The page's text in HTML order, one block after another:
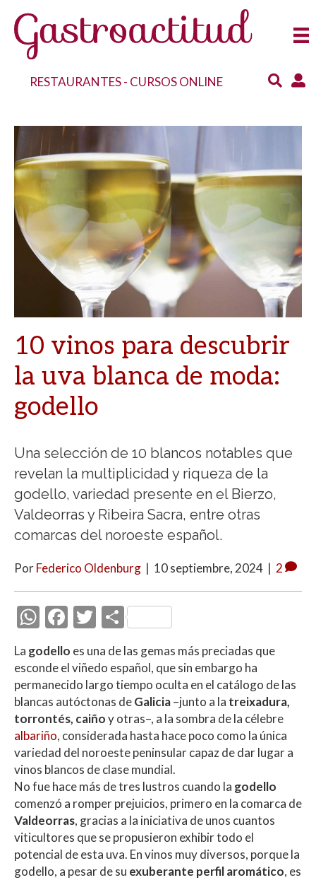
RESTAURANTES- CURSOS ONLINE
10 vinos para descubrir
la uva blanca de moda:
godello
Una selección de 10 blancos notables que
revelan la multiplicidad y riqueza de la
godello, variedad presente en el Bierzo,
Valdeorras y Ribeira Sacra, entre otras
comarcas del noroeste español.
PorFederico Oldenburg | 10 septiembre, 2024 | 2
W
h
at
s
A
p
p
F
e
b
o
o
k
T
w
itt
er
C
o
m
p
ar
ti
r
La godello es una de las gemas más preciadas que
esconde el viñedo español, que sin embargo ha
permanecido largo tiempo oculta en el catálogo de las
blancas autóctonas deGalicia–junto a la treixadura,
torrontés, caiñoy otras–, a la sombra de la célebre
albariño, considerada hasta hace poco como la única
variedad del noroeste peninsular capaz de dar lugar a
vinos blancos de clase mundial.
No fue hace más de tres lustros cuando la godello
comenzó a romper prejuicios, primero en la comarca de
Valdeorras, gracias a la iniciativa de unos cuantos
viticultores que se propusieron exhibir todo el
potencial de esta uva. En vinos muy diversos, porque la
godello, a pesar de su exuberante perfil aromático, es